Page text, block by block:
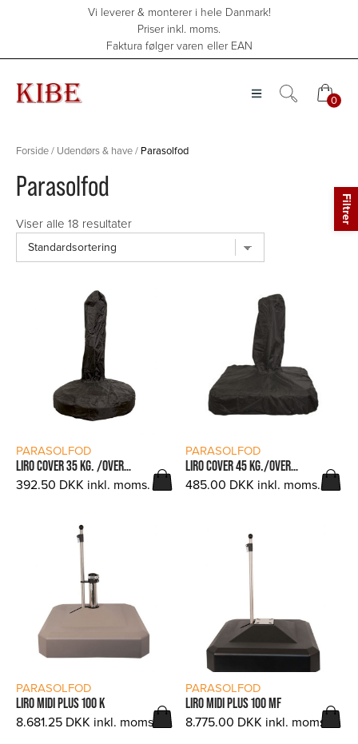
Vi leverer & monterer i hele Danmark!
Priser inkl. moms.
Faktura følger varen eller EAN
0
0
Forside/ Udendørs & have/ Parasolfod
Parasolfod
Viser alle 18 resultater
LÆS MERE
PARASOLFOD
LIRO COVER 35 KG. /OVERTRÆK
392.50 DKK inkl. moms.
LÆS MERE
PARASOLFOD
LIRO COVER 45 KG./OVERTRÆK
485.00 DKK inkl. moms.
LÆS MERE
PARASOLFOD
LIRO MIDI PLUS 100 K
8.681.25 DKK inkl. moms.
LÆS MERE
PARASOLFOD
LIRO MIDI PLUS 100 MF
8.775.00 DKK inkl. moms.